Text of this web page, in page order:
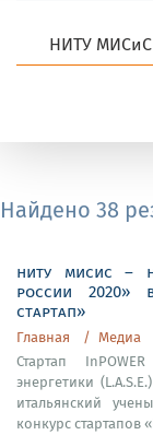
Найдено 38
ниту мисис –
россии 2020»
стартап»
Главная Медиа
Стартап
энергетики (L.A.S.E.)
итальянский
конкурс стартапов